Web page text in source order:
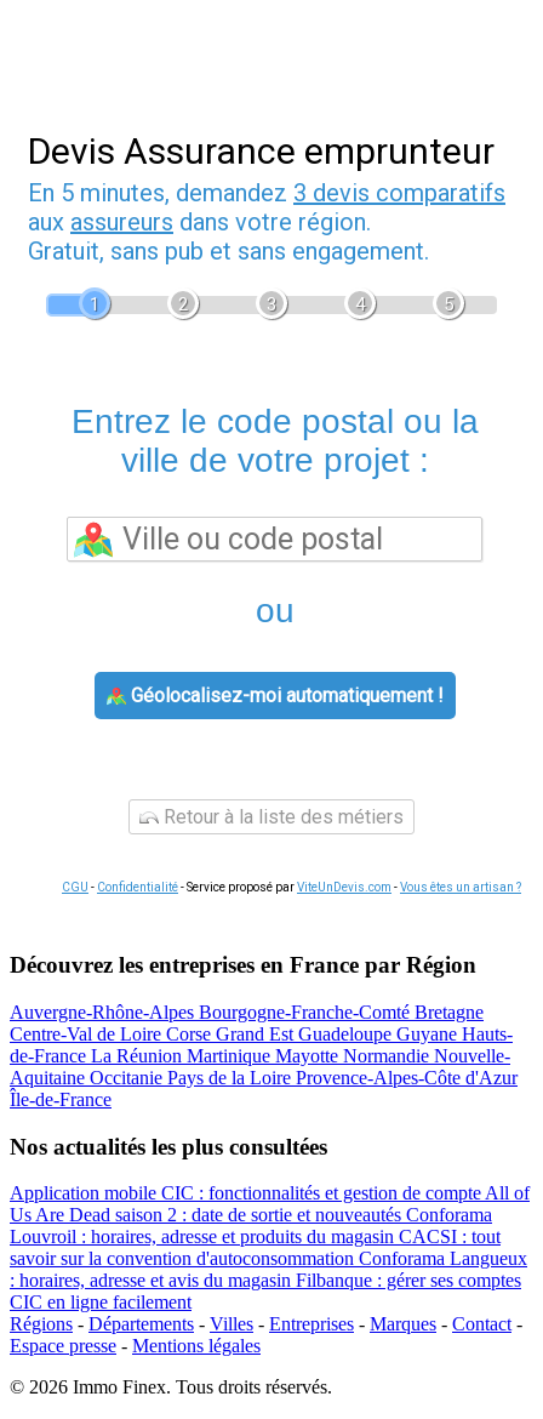
Devis Assurance emprunteur
En 5 minutes, demandez 3 devis comparatifs
aux assureurs dans votre région.
Gratuit, sans pub et sans engagement.
1 2 3 4 5
Entrez le code postal ou la
ville de votre projet :
ou
Géolocalisez-moi automatiquement !
Retour à la liste des métiers
CGU - Confidentialité- Service proposé parViteUnDevis.com -Vous êtes un artisan ?
Découvrez les entreprises en France par Région
Auvergne-Rhône-Alpes Bourgogne-Franche-Comté Bretagne
Centre-Val de Loire Corse Grand Est Guadeloupe Guyane Hauts-
de-France La Réunion Martinique Mayotte Normandie Nouvelle-
Aquitaine Occitanie Pays de la Loire Provence-Alpes-Côte d'Azur
Île-de-France
Nos actualités les plus consultées
Application mobile CIC : fonctionnalités et gestion de compte All of
Us Are Dead saison 2 : date de sortie et nouveautés Conforama
Louvroil : horaires, adresse et produits du magasin CACSI : tout
savoir sur la convention d'autoconsommation Conforama Langueux
: horaires, adresse et avis du magasin Filbanque : gérer ses comptes
CIC en ligne facilement
Régions - Départements - Villes - Entreprises - Marques - Contact -
Espace presse - Mentions légales
© 2026 Immo Finex. Tous droits réservés.